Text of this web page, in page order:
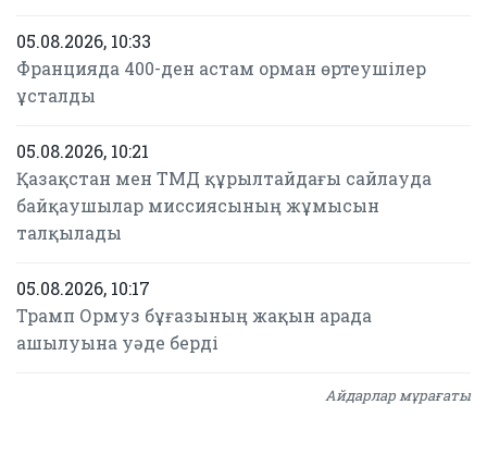
05.08.2026, 10:33
Францияда 400-ден астам орман өртеушілер
ұсталды
05.08.2026, 10:21
Қазақстан мен ТМД құрылтайдағы сайлауда
байқаушылар миссиясының жұмысын
талқылады
05.08.2026, 10:17
Трамп Ормуз бұғазының жақын арада
ашылуына уәде берді
Айдарлар мұрағаты